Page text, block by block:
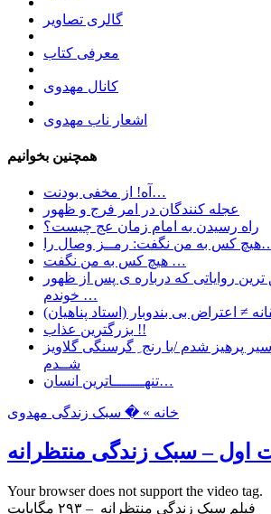
گالری تصاویر
معرفی کتاب
کانال مهدوی
اشعار ناب مهدوی
همچنین بخوانیم
آه! از مخفی بودنت…
عجله کنندگان در امر فرج و ظهور
راه رسیدن به امام زمان عج چیست؟
وصال را….
هیچ کس به من نگفت …
ترین روایاتی که درباره ی پس از ظهور
خوندم …
≠ اعتراض بی بندوبار (استاد پناهیان)
بزرگترین عذاب !!
پرهیز شدم /با رنج ِ گرسنگی گلاویز
شــدم
تنهـــــــاترین انسان…
خانه » � سبک زندگی مهدوی
اول – سبک زندگی منتظرانه
Your browser does not support the video tag. دانلود قسمت اول